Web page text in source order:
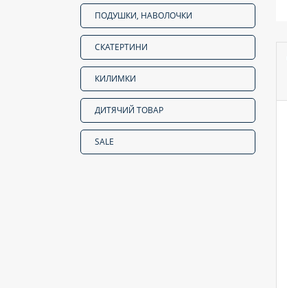
ПОДУШКИ, НАВОЛОЧКИ
СКАТЕРТИНИ
КИЛИМКИ
ДИТЯЧИЙ ТОВАР
SALE